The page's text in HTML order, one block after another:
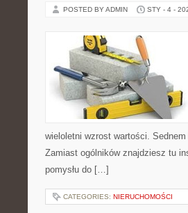
POSTED BY ADMIN STY - 4 -
wieloletni wzrost wartości.
Zamiast ogólników znajdziesz tu
pomysłu do […]
CATEGORIES: NIERUCHOMOŚCI